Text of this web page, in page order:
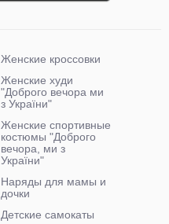
Женские кроссовки
Женские худи
"Доброго вечора ми
з України"
Женские спортивные
костюмы "Доброго
вечора, ми з
України"
Наряды для мамы и
дочки
Детские самокаты